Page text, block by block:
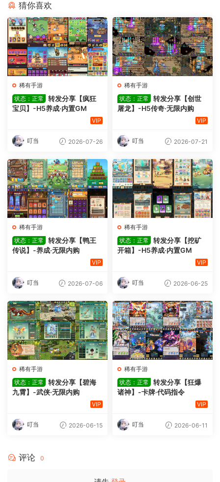
猜你喜欢
稀有手游
状态：正常
转发分享【疯狂
宝贝】-H5养成·内置GM
VIP
叮当 2026-07-26
稀有手游
状态：正常
转发分享【创世
屠龙】-H5传奇·无限内购
VIP
叮当 2026-07-21
稀有手游
状态：正常
转发分享【鸭王
传说】-养成·无限内购
VIP
叮当 2026-07-06
稀有手游
状态：正常
转发分享【挖矿
开箱】-H5养成·内置GM
VIP
叮当 2026-06-25
稀有手游
状态：正常
转发分享【碧海
九霄】-武侠·无限内购
VIP
叮当 2026-06-15
稀有手游
状态：正常
转发分享【狂爆
诸神】-卡牌·代码指令
VIP
叮当 2026-06-11
评论 0